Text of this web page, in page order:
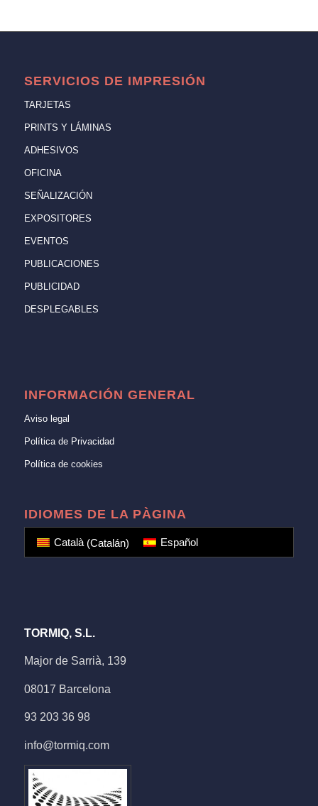
SERVICIOS DE IMPRESIÓN
TARJETAS
PRINTS Y LÁMINAS
ADHESIVOS
OFICINA
SEÑALIZACIÓN
EXPOSITORES
EVENTOS
PUBLICACIONES
PUBLICIDAD
DESPLEGABLES
INFORMACIÓN GENERAL
Aviso legal
Política de Privacidad
Política de cookies
IDIOMES DE LA PÀGINA
Català(Catalán) Español
TORMIQ, S.L.
Major de Sarrià, 139
08017 Barcelona
93 203 36 98
info@tormiq.com